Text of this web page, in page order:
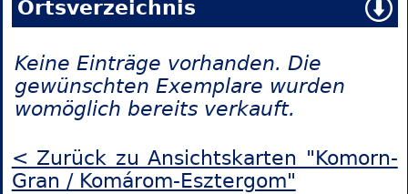
Ortsverzeichnis
Keine Einträge vorhanden. Die
gewünschten Exemplare wurden
womöglich bereits verkauft.
< Zurück zu Ansichtskarten "Komorn-
Gran / Komárom-Esztergom"